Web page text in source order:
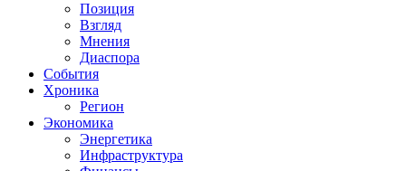
Позиция
Взгляд
Мнения
Диаспора
События
Хроника
Регион
Экономика
Энергетика
Инфраструктура